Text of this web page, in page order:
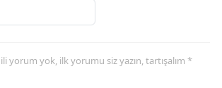
yorum yok, ilk yorumu siz yazın, tartışalım *